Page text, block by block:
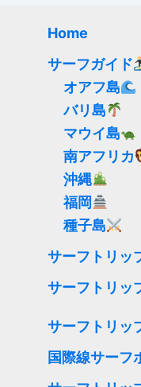
Home
サーフガイド
オアフ島
バリ島
マウイ島
南アフリカ
沖縄
福岡
種子島
サーフトリッ
サーフトリッ
サーフトリッ
国際線サーフ